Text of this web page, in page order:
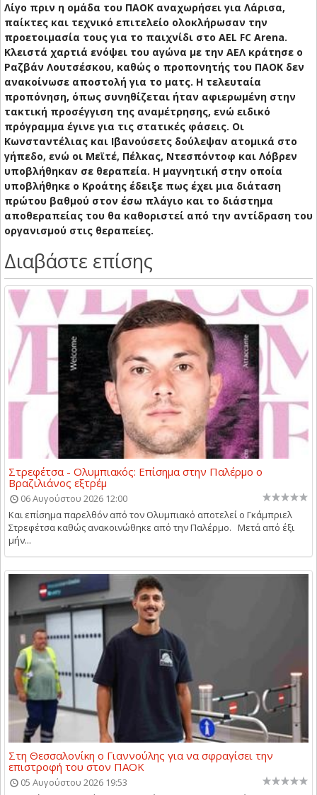
Λίγο πριν η ομάδα του ΠΑΟΚ αναχωρήσει για Λάρισα,
παίκτες και τεχνικό επιτελείο ολοκλήρωσαν την
προετοιμασία τους για το παιχνίδι στο AEL FC Arena.
Κλειστά χαρτιά ενόψει του αγώνα με την ΑΕΛ κράτησε ο
Ραζβάν Λουτσέσκου, καθώς ο προπονητής του ΠΑΟΚ δεν
ανακοίνωσε αποστολή για το ματς. H τελευταία
προπόνηση, όπως συνηθίζεται ήταν αφιερωμένη στην
τακτική προσέγγιση της αναμέτρησης, ενώ ειδικό
πρόγραμμα έγινε για τις στατικές φάσεις. Οι
Κωνσταντέλιας και Ιβανούσετς δούλεψαν ατομικά στο
γήπεδο, ενώ οι Μεϊτέ, Πέλκας, Ντεσπόντοφ και Λόβρεν
υποβλήθηκαν σε θεραπεία. Η μαγνητική στην οποία
υποβλήθηκε ο Κροάτης έδειξε πως έχει μια διάταση
πρώτου βαθμού στον έσω πλάγιο και το διάστημα
αποθεραπείας του θα καθοριστεί από την αντίδραση του
οργανισμού στις θεραπείες.
Διαβάστε επίσης
Στρεφέτσα - Ολυμπιακός: Επίσημα στην Παλέρμο ο
Βραζιλιάνος εξτρέμ
06 Αυγούστου 2026 12:00
Και επίσημα παρελθόν από τον Ολυμπιακό αποτελεί ο Γκάμπριελ
Στρεφέτσα καθώς ανακοινώθηκε από την Παλέρμο. Μετά από έξι
μήν...
Στη Θεσσαλονίκη ο Γιαννούλης για να σφραγίσει την
επιστροφή του στον ΠΑΟΚ
05 Αυγούστου 2026 19:53